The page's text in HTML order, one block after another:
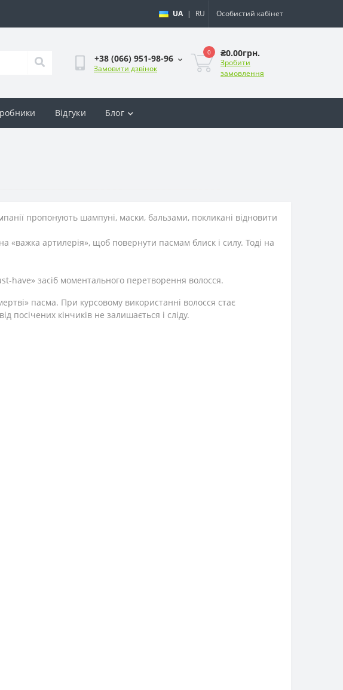
UA | RU Особистий кабінет
+38 (066) 951-98-96
Замовити дзвінок
0 ₴0.00грн.
Зробити
замовлення
Відгуки Блог
пропонують шампуні, маски, бальзами, покликані відновити
артилерія», щоб повернути пасмам блиск і силу. Тоді на
have» засіб моментального перетворення волосся.
пасма. При курсовому використанні волосся стає
кінчиків не залишається і сліду.